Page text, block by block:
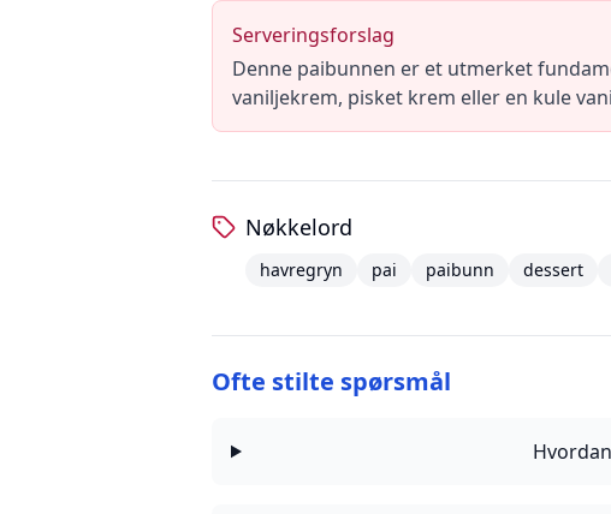
Serveringsforslag
Denne paibunnen er et utmerket
vaniljekrem, pisket krem eller en kule
Nøkkelord
havregryn pai paibunn dessert
Ofte stilte spørsmål